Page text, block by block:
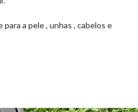
a pele , unhas , cabelos e